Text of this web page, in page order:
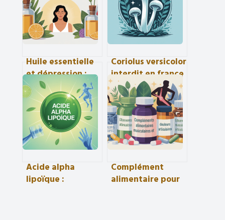
Huile essentielle
et dépression :
usages, limites et
précautions à
connaître
Coriolus versicolor
interdit en france
: ce qu’il faut
vraiment savoir
Acide alpha
lipoïque :
Complément
alimentaire pour